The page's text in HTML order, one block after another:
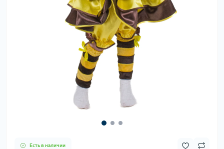
Есть в наличии